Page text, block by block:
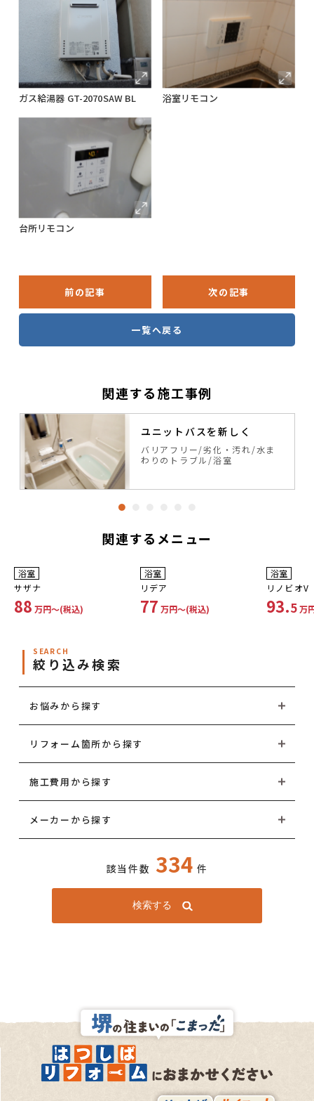
ガス給湯器 GT-2070SAW BL 浴室リモコン
台所リモコン
前の記事 次の記事
一覧へ戻る
関連する施工事例
ユニットバスを新しく
バリアフリー 劣化・汚れ 水ま
わりのトラブル 浴室
関連するメニュー
工事費コミコミ
浴室
サザナ
88 万円〜(税込)
工事費コミコミ
浴室
リデア
77 万円〜(税込)
工事費コ
浴室
リノビオV
93.5万
SEARCH
絞り込み検索
お悩みから探す
リフォーム箇所から探す
施工費用から探す
メーカーから探す
該当件数 334 件
検索する